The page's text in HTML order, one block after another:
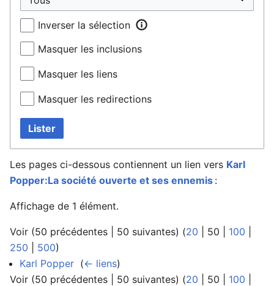
Inverser la sélection
Masquer les inclusions
Masquer les liens
Masquer les redirections
Lister
Les pages ci-dessous contiennent un lien vers Karl
Popper:La société ouverte et ses ennemis :
Affichage de 1 élément.
Voir (50 précédentes 50 suivantes) (20 50 100
250
500)
Karl Popper (← liens)
Voir (50 précédentes 50 suivantes) (20 50 100